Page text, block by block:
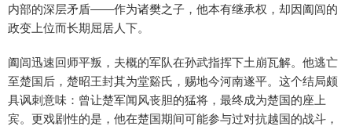
内部的深层矛盾——作为诸樊之子，他本有继承权，却因阖闾的
政变上位而长期屈居人下。
阖闾迅速回师平叛，夫概的军队在孙武指挥下土崩瓦解。他逃亡
至楚国后，楚昭王封其为堂谿氏，赐地今河南遂平。这个结局颇
具讽刺意味：曾让楚军闻风丧胆的猛将，最终成为楚国的座上
宾。更戏剧性的是，他在楚国期间可能参与过对抗越国的战斗，